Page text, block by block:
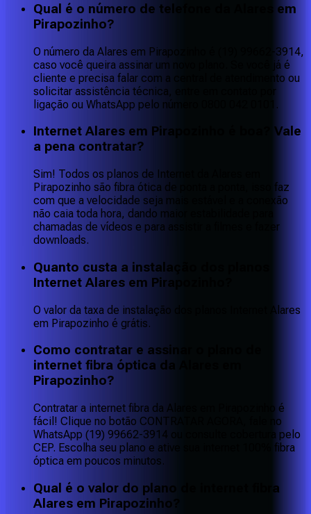
Qual é o número de telefone da Alares em
Pirapozinho?
O número da Alares em Pirapozinho é (19) 99662-3914,
caso você queira assinar um novo plano. Se você já é
cliente e precisa falar com a central de atendimento ou
solicitar assistência técnica, entre em contato por
ligação ou WhatsApp pelo número 0800 042 0101.
Internet Alares em Pirapozinho é boa? Vale
a pena contratar?
Sim! Todos os planos de Internet da Alares em
Pirapozinho são fibra ótica de ponta a ponta, isso faz
com que a velocidade seja mais estável e a conexão
não caia toda hora, dando maior estabilidade para
chamadas de vídeos e para assistir a filmes e fazer
downloads.
Quanto custa a instalação dos planos
Internet Alares em Pirapozinho?
O valor da taxa de instalação dos planos Internet Alares
em Pirapozinho é grátis.
Como contratar e assinar o plano de
internet fibra óptica da Alares em
Pirapozinho?
Contratar a internet fibra da Alares em Pirapozinho é
fácil! Clique no botão CONTRATAR AGORA, fale no
WhatsApp (19) 99662-3914 ou consulte cobertura pelo
CEP. Escolha seu plano e ative sua internet 100% fibra
óptica em poucos minutos.
Qual é o valor do plano de internet fibra
Alares em Pirapozinho?